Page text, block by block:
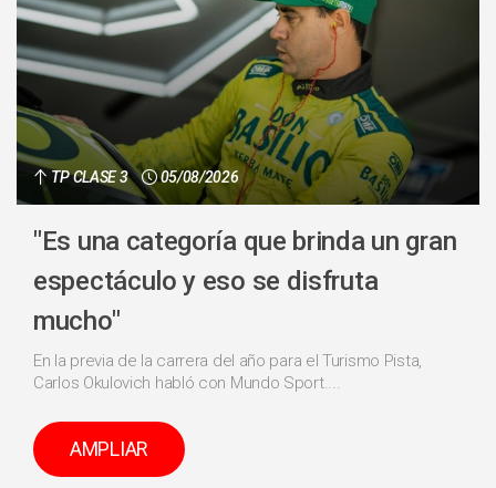
TP CLASE 3 05/08/2026
"Es una categoría que brinda un gran
espectáculo y eso se disfruta
mucho"
En la previa de la carrera del año para el Turismo Pista,
Carlos Okulovich habló con Mundo Sport....
AMPLIAR